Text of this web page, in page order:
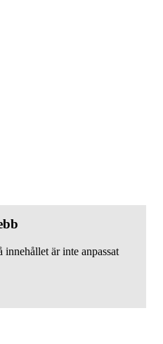
är inte anpassat